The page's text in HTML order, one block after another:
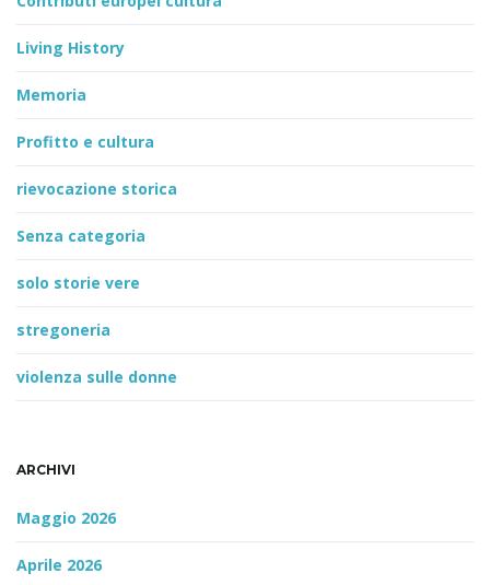
Living History
Memoria
Profitto e cultura
rievocazione storica
Senza categoria
solo storie vere
stregoneria
violenza sulle donne
ARCHIVI
Maggio 2026
Aprile 2026